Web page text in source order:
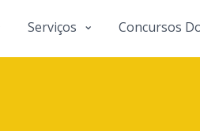
Serviços Concursos